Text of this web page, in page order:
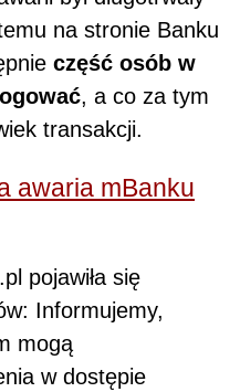
na stronie Banku
część osób w
, a co za tym
transakcji.
awaria mBanku
pojawiła się
Informujemy,
mogą
w dostępie